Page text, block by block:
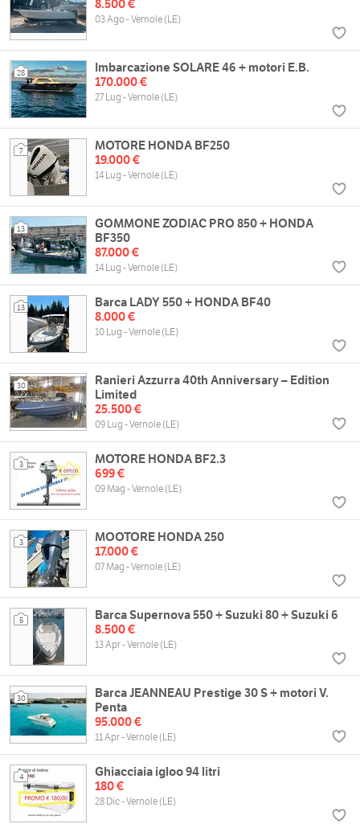
8.500 €
03 Ago - Vernole (LE)
28
Imbarcazione SOLARE 46 + motori E.B.
170.000 €
27 Lug - Vernole (LE)
7
MOTORE HONDA BF250
19.000 €
14 Lug - Vernole (LE)
13
GOMMONE ZODIAC PRO 850 + HONDA
BF350
87.000 €
14 Lug - Vernole (LE)
13
Barca LADY 550 + HONDA BF40
8.000 €
10 Lug - Vernole (LE)
30
Ranieri Azzurra 40th Anniversary – Edition
Limited
25.500 €
09 Lug - Vernole (LE)
3
MOTORE HONDA BF2.3
699 €
09 Mag - Vernole (LE)
3
MOOTORE HONDA 250
17.000 €
07 Mag - Vernole (LE)
5
Barca Supernova 550 + Suzuki 80 + Suzuki 6
8.500 €
13 Apr - Vernole (LE)
30
Barca JEANNEAU Prestige 30 S + motori V.
Penta
95.000 €
11 Apr - Vernole (LE)
4
Ghiacciaia igloo 94 litri
180 €
28 Dic - Vernole (LE)